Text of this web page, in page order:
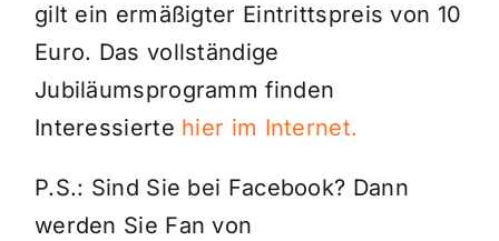
gilt ein ermäßigter Eintrittspreis von 10
Euro. Das vollständige
Jubiläumsprogramm finden
Interessierte hier im Internet.
P.S.: Sind Sie bei Facebook? Dann
werden Sie Fan von